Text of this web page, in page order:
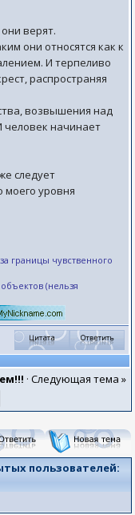
верят.
они относятся как к
И терпеливо
распространяя
возвышения над
человек начинает
следует
уровня
границы чувственного
(нельзя
· Следующая тема »
пользователей: